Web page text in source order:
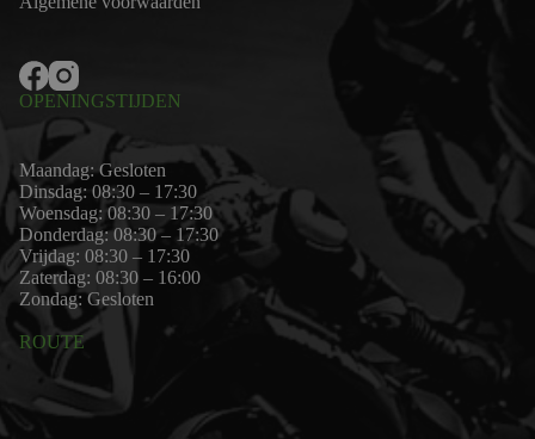
OPENINGSTIJDEN
Maandag: Gesloten
Dinsdag: 08:30 – 17:30
Woensdag: 08:30 – 17:30
Donderdag: 08:30 – 17:30
Vrijdag: 08:30 – 17:30
Zaterdag: 08:30 – 16:00
Zondag: Gesloten
ROUTE